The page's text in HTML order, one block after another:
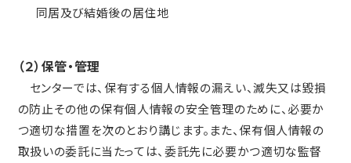
同居及び結婚後の居住地
（２）保管・管理
センターでは、保有する個人情報の漏えい、滅失又は毀損
の防止その他の保有個人情報の安全管理のために、必要か
つ適切な措置を次のとおり講じます。また、保有個人情報の
取扱いの委託に当たっては、委託先に必要かつ適切な監督